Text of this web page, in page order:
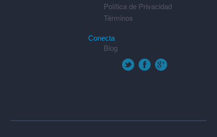
Política de Privacidad
Términos
Conecta
Blog